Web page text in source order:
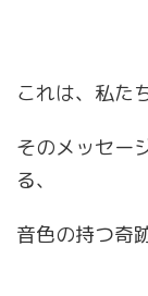
これは、私た
そのメッセー
る、
音色の持つ奇